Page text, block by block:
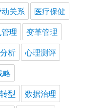
关系
医疗保健
理
变革管理
析
心理测评
略
型
数据治理